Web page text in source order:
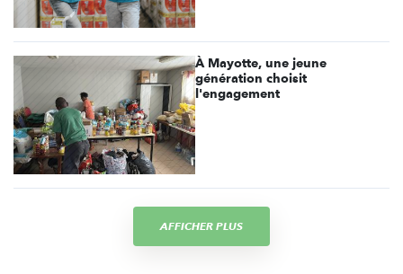
À Mayotte, une jeune
génération choisit
l'engagement
AFFICHER PLUS